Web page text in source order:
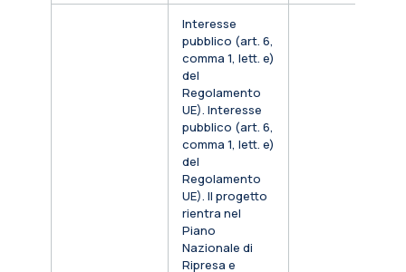
Interesse
pubblico (art. 6,
comma 1, lett. e)
del
Regolamento
UE). Interesse
pubblico (art. 6,
comma 1, lett. e)
del
Regolamento
UE). Il progetto
rientra nel
Piano
Nazionale di
Ripresa e